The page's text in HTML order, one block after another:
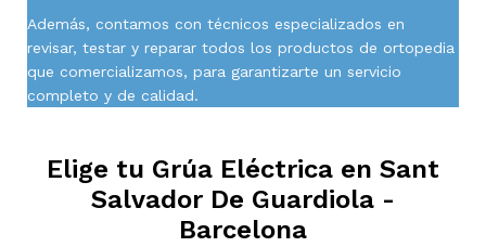
Además, contamos con técnicos especializados en
revisar, testar y reparar todos los productos de ortopedia
que comercializamos, para garantizarte un servicio
completo y de calidad.
Elige tu Grúa Eléctrica en Sant
Salvador De Guardiola -
Barcelona